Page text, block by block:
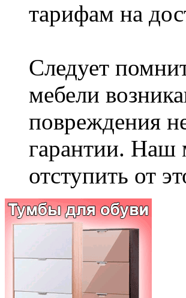
тарифам на
Следует
мебели
повреждения
гарантии. Наш
отступить от